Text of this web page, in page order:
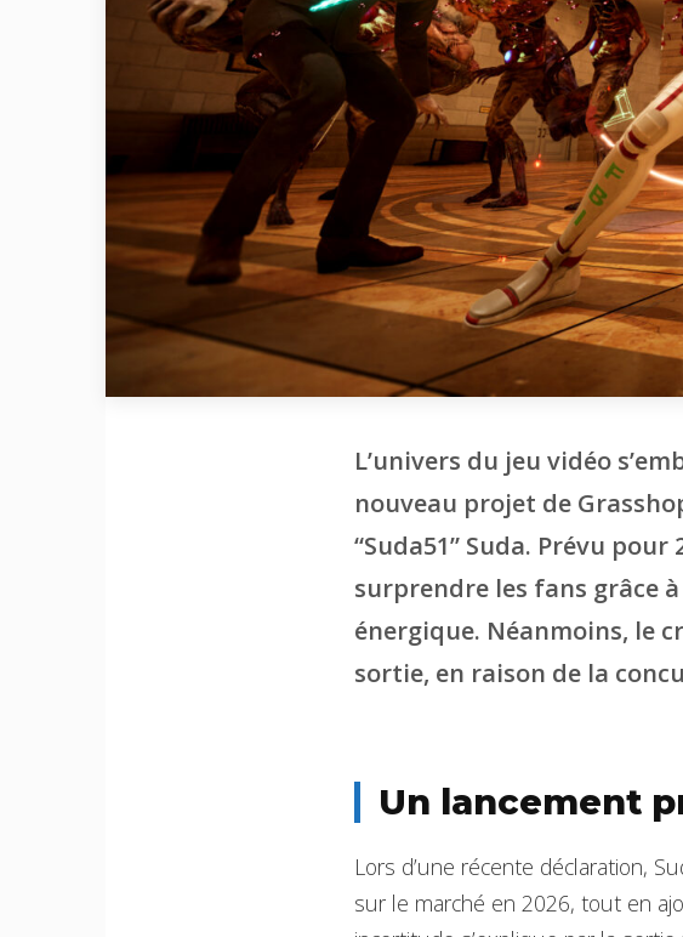
L’univers du jeu vidéo
nouveau projet de
“Suda51” Suda. Prévu
surprendre les fans grâce
énergique. Néanmoins, le
sortie, en raison de la
Un lancement
Lors d’une récente déclaration,
sur le marché en 2026, tout en